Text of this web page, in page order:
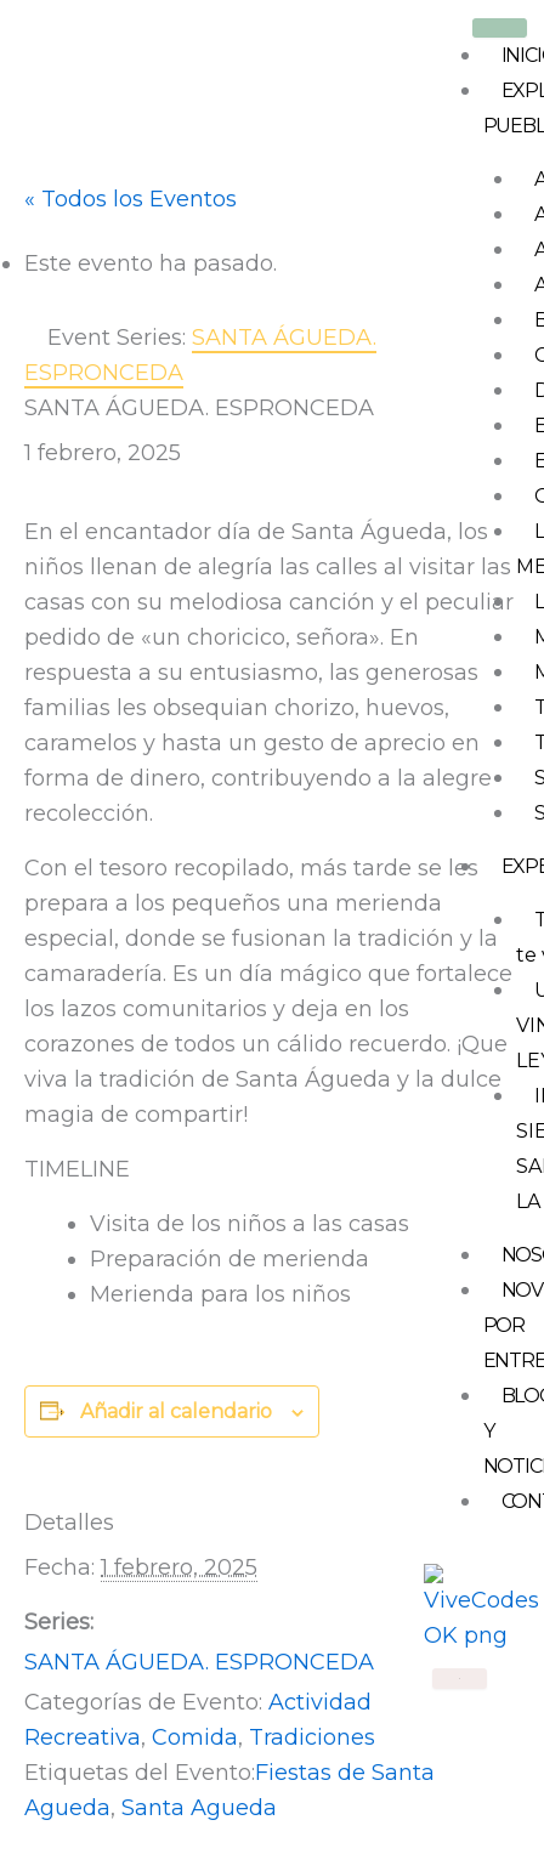
te
POR
Y
« Todos los Eventos
Este evento ha pasado.
Event Series: SANTA ÁGUEDA.
ESPRONCEDA
SANTA ÁGUEDA. ESPRONCEDA
1 febrero, 2025
En el encantador día de Santa Águeda, los
niños llenan de alegría las calles al visitar las
casas con su melodiosa canción y el peculiar
pedido de «un choricico, señora». En
respuesta a su entusiasmo, las generosas
familias les obsequian chorizo, huevos,
caramelos y hasta un gesto de aprecio en
forma de dinero, contribuyendo a la alegre
recolección.
Con el tesoro recopilado, más tarde se les
prepara a los pequeños una merienda
especial, donde se fusionan la tradición y la
camaradería. Es un día mágico que fortalece
los lazos comunitarios y deja en los
corazones de todos un cálido recuerdo. ¡Que
viva la tradición de Santa Águeda y la dulce
magia de compartir!
TIMELINE
Visita de los niños a las casas
Preparación de merienda
Merienda para los niños
Añadir al calendario
Detalles
Fecha: 1 febrero, 2025
Series:
SANTA ÁGUEDA. ESPRONCEDA
Categorías de Evento: Actividad
Recreativa, Comida, Tradiciones
Etiquetas del Evento:Fiestas de Santa
Agueda, Santa Agueda